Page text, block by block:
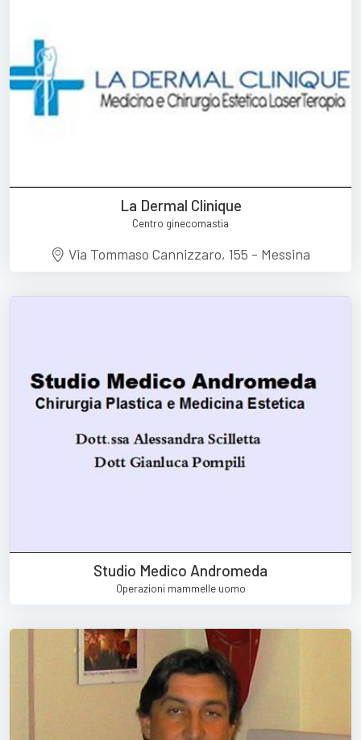
La Dermal Clinique
Centro ginecomastia
Via Tommaso Cannizzaro, 155 - Messina
Studio Medico Andromeda
Operazioni mammelle uomo